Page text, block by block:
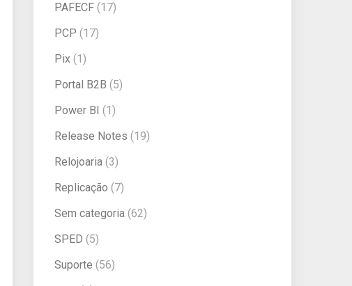
PAFECF (17)
PCP (17)
Pix (1)
Portal B2B (5)
Power BI (1)
Release Notes (19)
Relojoaria (3)
Replicação (7)
Sem categoria (62)
SPED (5)
Suporte (56)